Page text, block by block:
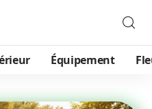
Équipement